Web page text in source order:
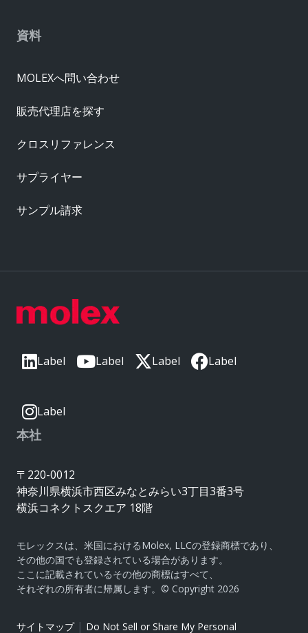
Label Label Label Label
Label
本社
〒220-0012
神奈川県横浜市西区みなとみらい3丁目3番3号
横浜コネクトスクエア 18階
モレックスは、米国におけるMolex, LLCの登録商標であり、
その他の国でも登録されている場合があります。
ここに記載されているその他の商標はすべて、
それぞれの所有者に帰属します。© Copyright 2026
サイトマップ| Do Not Sell or Share My Personal
資料
MOLEXへ問い合わせ
販売代理店を探す
クロスリファレンス
サプライヤー
サンプル請求